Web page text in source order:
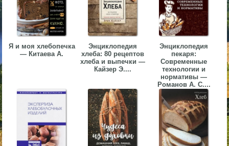
Я и моя хлебопечка
— Китаева А.
Энциклопедия
хлеба: 80 рецептов
хлеба и выпечки —
Кайзер Э....
Энциклопедия
пекаря:
Современные
технологии и
нормативы —
Романов А. С....
▼